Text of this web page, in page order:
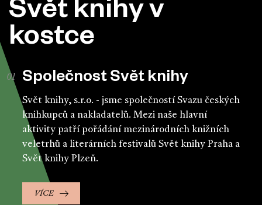
Svět knihy v
kostce
Společnost Svět knihy
Svět knihy, s.r.o. - jsme společností Svazu českých
knihkupců a nakladatelů. Mezi naše hlavní
aktivity patří pořádání mezinárodních knižních
veletrhů a literárních festivalů Svět knihy Praha a
Svět knihy Plzeň.
VÍCE